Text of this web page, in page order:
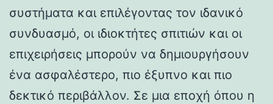
συστήματα και επιλέγοντας τον ιδανικό
συνδυασμό, οι ιδιοκτήτες σπιτιών και οι
επιχειρήσεις μπορούν να δημιουργήσουν
ένα ασφαλέστερο, πιο έξυπνο και πιο
δεκτικό περιβάλλον. Σε μια εποχή όπου η